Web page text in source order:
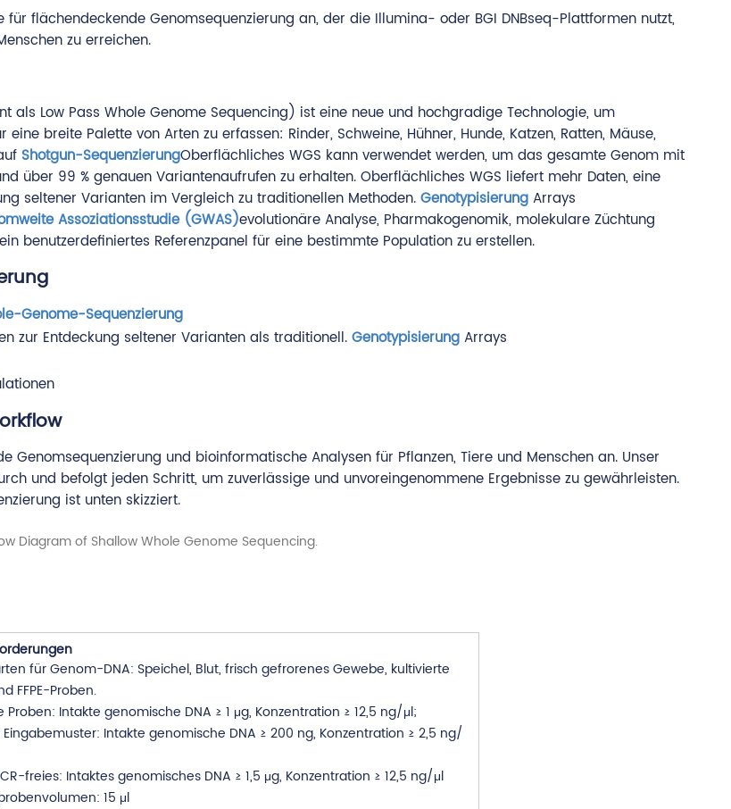
flächendeckende Genomsequenzierung an, der die Illumina- oder BGI DNBseq-Plattformen nutzt,
zu erreichen.
als Low Pass Whole Genome Sequencing) ist eine neue und hochgradige Technologie, um
breite Palette von Arten zu erfassen: Rinder, Schweine, Hühner, Hunde, Katzen, Ratten, Mäuse,
Shotgun-SequenzierungOberflächliches WGS kann verwendet werden, um das gesamte Genom mit
über 99 % genauen Variantenaufrufen zu erhalten. Oberflächliches WGS liefert mehr Daten, eine
seltener Varianten im Vergleich zu traditionellen Methoden. Genotypisierung Arrays
Assoziationsstudie (GWAS)evolutionäre Analyse, Pharmakogenomik, molekulare Züchtung
benutzerdefiniertes Referenzpanel für eine bestimmte Population zu erstellen.
Genome-Sequenzierung
zur Entdeckung seltener Varianten als traditionell. Genotypisierung Arrays
und bioinformatische Analysen für Pflanzen, Tiere und Menschen an. Unser
und befolgt jeden Schritt, um zuverlässige und unvoreingenommene Ergebnisse zu gewährleisten.
ist unten skizziert.
für Genom-DNA: Speichel, Blut, frisch gefrorenes Gewebe, kultivierte
FFPE-Proben.
Proben: Intakte genomische DNA ≥ 1 μg, Konzentration ≥ 12,5 ng/μl;
Eingabemuster: Intakte genomische DNA ≥ 200 ng, Konzentration ≥ 2,5 ng/
freies: Intaktes genomisches DNA ≥ 1,5 μg, Konzentration ≥ 12,5 ng/μl
15 μl